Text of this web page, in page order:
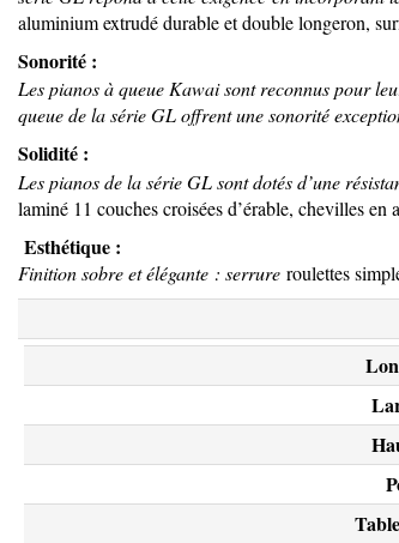
aluminium extrudé durable et double longeron,
Sonorité :
Les pianos à queue Kawai sont reconnus pour
queue de la série GL offrent une sonorité
Solidité :
Les pianos de la série GL sont dotés d’une
laminé 11 couches croisées d’érable, chevilles
Esthétique :
Finition sobre et élégante : serrure roulettes